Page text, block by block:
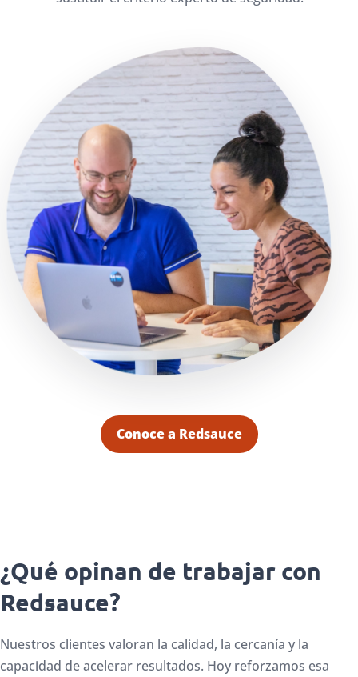
Conoce a Redsauce
¿Qué opinan de trabajar con
Redsauce?
Nuestros clientes valoran la calidad, la cercanía y la
capacidad de acelerar resultados. Hoy reforzamos esa